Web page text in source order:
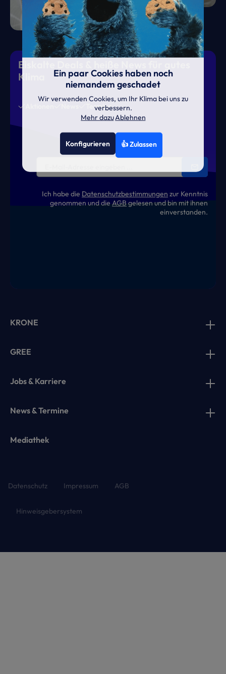
Eiskalte Deals & heiße News für gutes
Klima
Termine
Ich habe die Datenschutzbestimmungen zur Kenntnis
genommen und die AGB gelesen und bin mit ihnen
einverstanden.
KRONE
GREE
Jobs & Karriere
News & Termine
Mediathek
Datenschutz Impressum AGB
Hinweisgebersystem
Ein paar Cookies haben noch
niemandem geschadet
Wir verwenden Cookies, um Ihr Klima bei uns zu
verbessern.
Mehr dazuAblehnen
Konfigurieren 👍 Zulassen